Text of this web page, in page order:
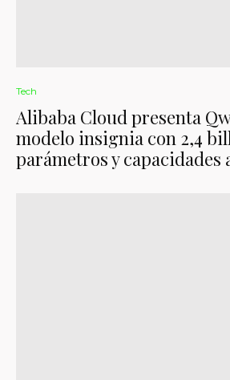
Tech
Alibaba Cloud presenta
modelo insignia con 2,4
parámetros y capacidades